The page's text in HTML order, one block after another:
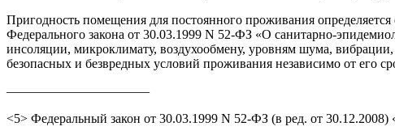
Пригодность помещения для постоянного проживания
Федерального закона от 30.03.1999 N 52-ФЗ «О санитарно-
инсоляции, микроклимату, воздухообмену, уровням шума,
безопасных и безвредных условий проживания независимо от его
———————————
<5> Федеральный закон от 30.03.1999 N 52-ФЗ (в ред. от